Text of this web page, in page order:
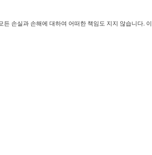
손실과 손해에 대하여 어떠한 책임도 지지 않습니다.